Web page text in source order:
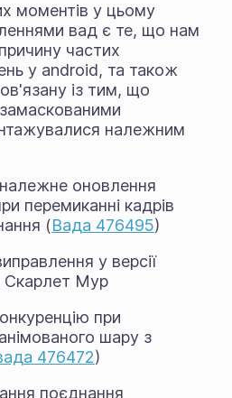
моментів у цьому
вад є те, що нам
частих
у android, та також
із тим, що
замаскованими
належним
оновлення
перемиканні кадрів
(Вада 476495)
у версії
Скарлет Мур
при
шару з
476472)
поєднання